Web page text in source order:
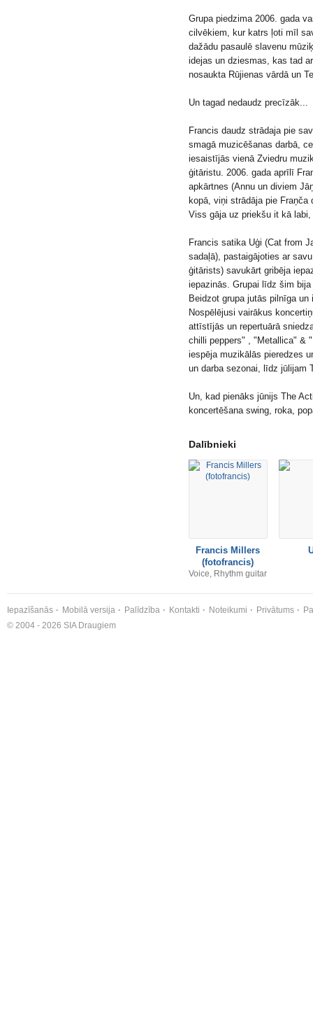
Grupa piedzima 2006. gada
cilvēkiem, kur katrs ļoti mīl
dažādu pasaulē slavenu
idejas un dziesmas, kas tad
nosaukta Rūjienas vārdā un
Un tagad nedaudz precīzāk...
Francis daudz strādaja pie
smagā muzicēšanas darbā,
iesaistījās vienā Zviedru
ģitāristu. 2006. gada aprīlī
apkārtnes (Annu un diviem
kopā, viņi strādāja pie
Viss gāja uz priekšu it kā
Francis satika Uģi (Cat from
sadaļā), pastaigājoties ar
ģitārists) savukārt gribēja
iepazinās. Grupai līdz šim
Beidzot grupa jutās pilnīga
Nospēlējusi vairākus
attīstījās un repertuārā
chilli peppers" , "Metallica" &
iespēja muzikālās pieredzes
un darba sezonai, līdz jūlijam
Un, kad pienāks jūnijs The
koncertēšana swing, roka,
Dalībnieki
Francis Millers
(fotofrancis)
Voice, Rhythm guitar
Iepazīšanās Mobilā versija Palīdzība Kontakti Noteikumi Privātums
© 2004 - 2026 SIA Draugiem